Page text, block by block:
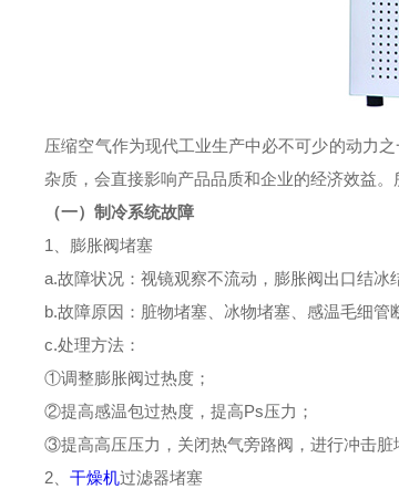
压缩空气作为现代工业生产中必不可少的动力
杂质，会直接影响产品品质和企业的经济效益
（一）制冷系统故障
1、膨胀阀堵塞
a.故障状况：视镜观察不流动，膨胀阀出口结冰
b.故障原因：脏物堵塞、冰物堵塞、感温毛细管
c.处理方法：
①调整膨胀阀过热度；
②提高感温包过热度，提高Ps压力；
③提高高压压力，关闭热气旁路阀，进行冲击脏
2、干燥机过滤器堵塞